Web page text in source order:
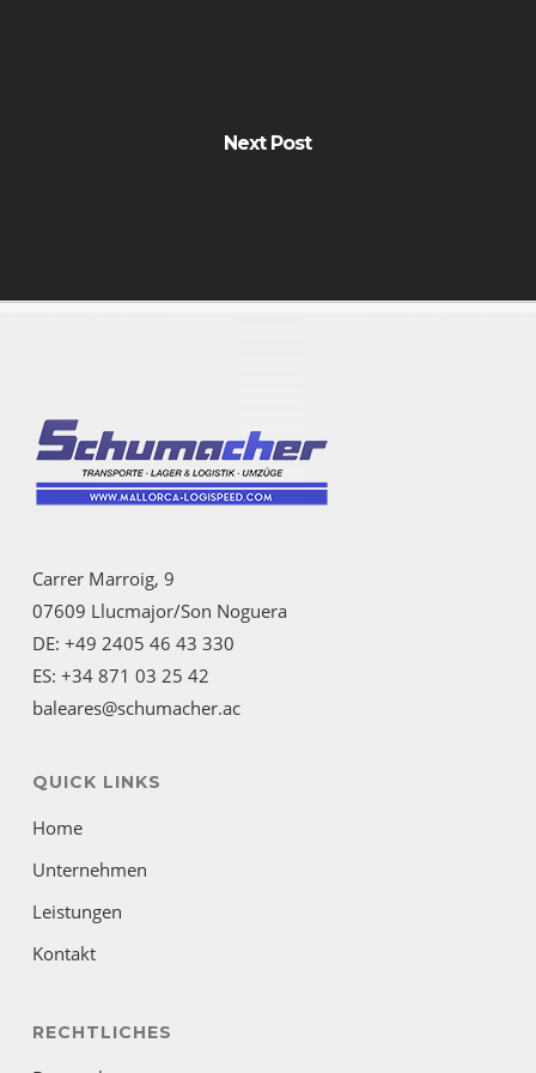
Next Post
Carrer Marroig, 9
07609 Llucmajor/Son Noguera
DE: +49 2405 46 43 330
ES: +34 871 03 25 42
baleares@schumacher.ac
QUICK LINKS
Home
Unternehmen
Leistungen
Kontakt
RECHTLICHES